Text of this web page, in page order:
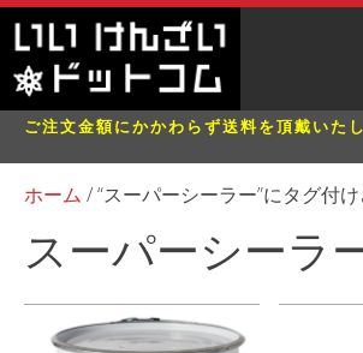
ホーム / “スーパーシーラー”にタグ付
スーパーシーラ
全3件を表示
ご注文金額にかかわらず送料を頂戴いたし